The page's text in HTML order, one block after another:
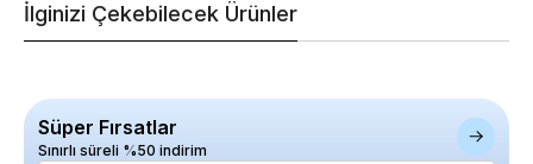
İlginizi Çekebilecek Ürünler
Süper Fırsatlar
Sınırlı süreli %50 indirim